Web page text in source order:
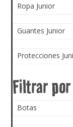
Ropa Junior
Guantes Junior
Protecciones
Botas